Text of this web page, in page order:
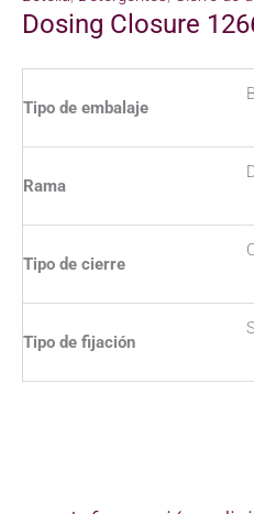
Dosing Closure
Tipo de embalaje
Rama
Tipo de cierre
Tipo de fijación